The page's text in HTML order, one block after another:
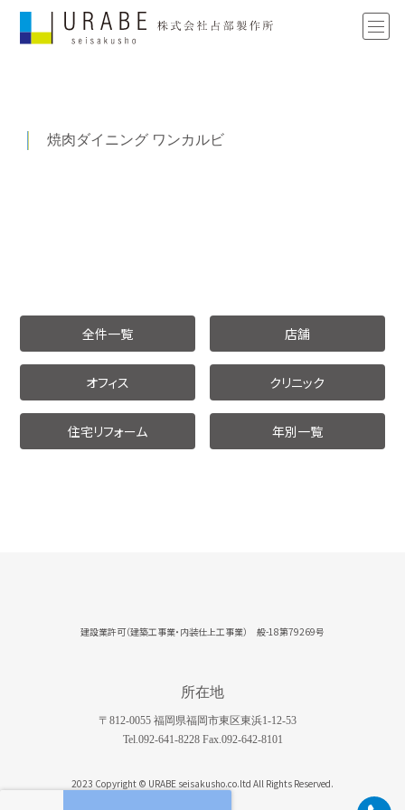
焼肉ダイニング ワンカルビ
全件一覧 店舗
オフィス クリニック
住宅リフォーム 年別一覧
建設業許可（建築工事業・内装仕上工事業） 般-18第79269号
所在地
〒812-0055 福岡県福岡市東区東浜1-12-53
Tel.092-641-8228 Fax.092-642-8101
2023 Copyright © URABE seisakusho.co.ltd All Rights Reserved.